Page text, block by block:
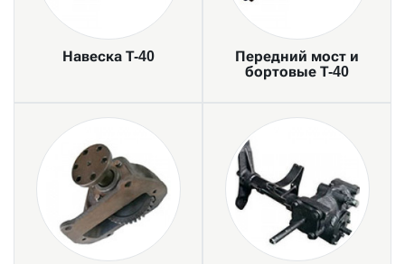
Навеска Т-40
Передний мост и
бортовые Т-40